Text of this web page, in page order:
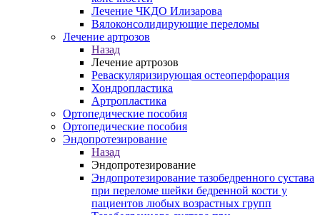
Лечение ЧКДО Илизарова
Вялоконсолидирующие переломы
Лечение артрозов
Назад
Лечение артрозов
Реваскуляризирующая остеоперфорация
Хондропластика
Артропластика
Ортопедические пособия
Ортопедические пособия
Эндопротезирование
Назад
Эндопротезирование
Эндопротезирование тазобедренного сустава
при переломе шейки бедренной кости у
пациентов любых возрастных групп